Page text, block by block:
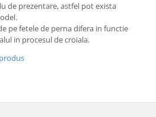
de prezentare, astfel pot exista
pe fetele de perna difera in functie
in procesul de croiala.